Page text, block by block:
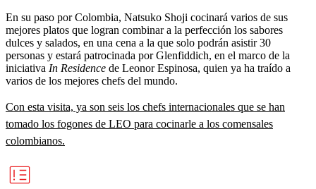
En su paso por Colombia, Natsuko Shoji cocinará varios de sus
mejores platos que logran combinar a la perfección los sabores
dulces y salados, en una cena a la que solo podrán asistir 30
personas y estará patrocinada por Glenfiddich, en el marco de la
iniciativa In Residence de Leonor Espinosa, quien ya ha traído a
varios de los mejores chefs del mundo.
Con esta visita, ya son seis los chefs internacionales que se han
tomado los fogones de LEO para cocinarle a los comensales
colombianos.